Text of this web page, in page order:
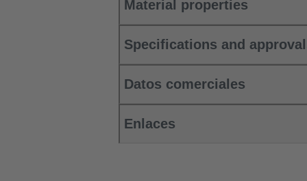
Material properties
Specifications and
Datos comerciales
Enlaces